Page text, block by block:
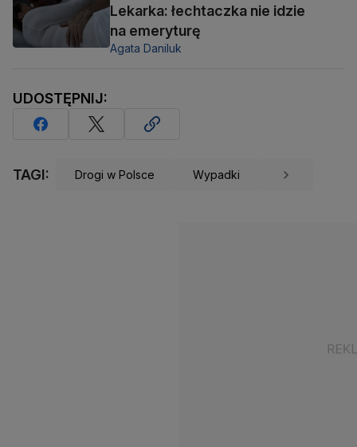
Lekarka: łechtaczka nie idzie
na emeryturę
Agata Daniluk
UDOSTĘPNIJ:
TAGI: Drogi w Polsce Wypadki